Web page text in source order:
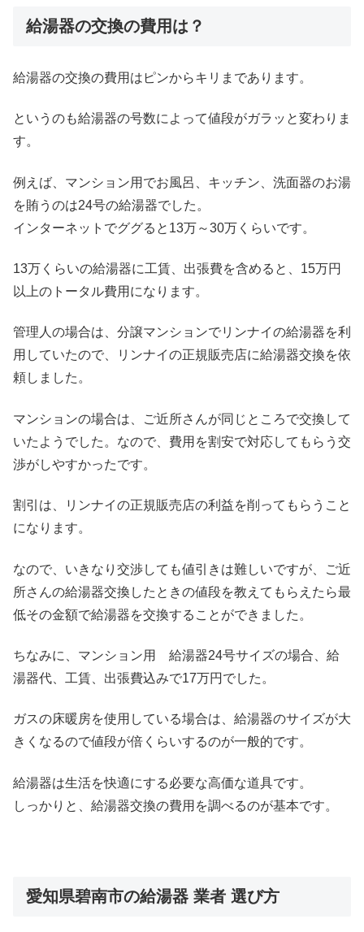
給湯器の交換の費用は？
給湯器の交換の費用はピンからキリまであります。
というのも給湯器の号数によって値段がガラッと変わりま
す。
例えば、マンション用でお風呂、キッチン、洗面器のお湯
を賄うのは24号の給湯器でした。
インターネットでググると13万～30万くらいです。
13万くらいの給湯器に工賃、出張費を含めると、15万円
以上のトータル費用になります。
管理人の場合は、分譲マンションでリンナイの給湯器を利
用していたので、リンナイの正規販売店に給湯器交換を依
頼しました。
マンションの場合は、ご近所さんが同じところで交換して
いたようでした。なので、費用を割安で対応してもらう交
渉がしやすかったです。
割引は、リンナイの正規販売店の利益を削ってもらうこと
になります。
なので、いきなり交渉しても値引きは難しいですが、ご近
所さんの給湯器交換したときの値段を教えてもらえたら最
低その金額で給湯器を交換することができました。
ちなみに、マンション用 給湯器24号サイズの場合、給
湯器代、工賃、出張費込みで17万円でした。
ガスの床暖房を使用している場合は、給湯器のサイズが大
きくなるので値段が倍くらいするのが一般的です。
給湯器は生活を快適にする必要な高価な道具です。
しっかりと、給湯器交換の費用を調べるのが基本です。
愛知県碧南市の給湯器 業者 選び方